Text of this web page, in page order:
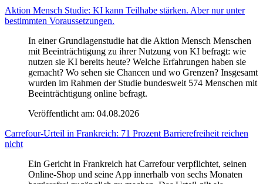
Aktion Mensch Studie: KI kann Teilhabe stärken. Aber nur unter
bestimmten Voraussetzungen.
In einer Grundlagenstudie hat die Aktion Mensch Menschen
mit Beeinträchtigung zu ihrer Nutzung von KI befragt: wie
nutzen sie KI bereits heute? Welche Erfahrungen haben sie
gemacht? Wo sehen sie Chancen und wo Grenzen? Insgesamt
wurden im Rahmen der Studie bundesweit 574 Menschen mit
Beeinträchtigung online befragt.
Veröffentlicht am: 04.08.2026
Carrefour-Urteil in Frankreich: 71 Prozent Barrierefreiheit reichen
nicht
Ein Gericht in Frankreich hat Carrefour verpflichtet, seinen
Online-Shop und seine App innerhalb von sechs Monaten